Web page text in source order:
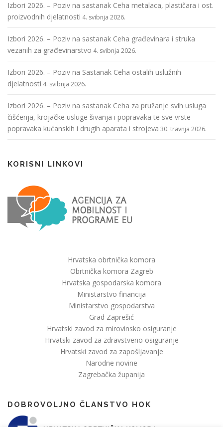
Izbori 2026. – Poziv na sastanak Ceha metalaca, plastičara i ost.
proizvodnih djelatnosti 4. svibnja 2026.
Izbori 2026. – Poziv na sastanak Ceha građevinara i struka
vezanih za građevinarstvo 4. svibnja 2026.
Izbori 2026. – Poziv na Sastanak Ceha ostalih uslužnih
djelatnosti 4. svibnja 2026.
Izbori 2026. – Poziv na sastanak Ceha za pružanje svih usluga
čišćenja, krojačke usluge šivanja i popravaka te sve vrste
popravaka kućanskih i drugih aparata i strojeva 30. travnja 2026.
KORISNI LINKOVI
Hrvatska obrtnička komora
Obrtnička komora Zagreb
Hrvatska gospodarska komora
Ministarstvo financija
Ministarstvo gospodarstva
Grad Zaprešić
Hrvatski zavod za mirovinsko osiguranje
Hrvatski zavod za zdravstveno osiguranje
Hrvatski zavod za zapošljavanje
Narodne novine
Zagrebačka županija
DOBROVOLJNO ČLANSTVO HOK